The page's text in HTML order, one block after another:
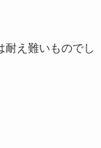
え難いものでし